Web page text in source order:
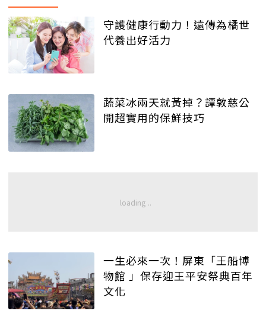
守護健康行動力！遠傳為橘世
代養出好活力
蔬菜冰兩天就黃掉？譚敦慈公
開超實用的保鮮技巧
一生必來一次！屏東「王船博
物館 」保存迎王平安祭典百年
文化